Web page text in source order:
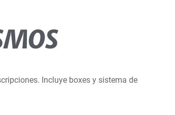
Incluye boxes y sistema de